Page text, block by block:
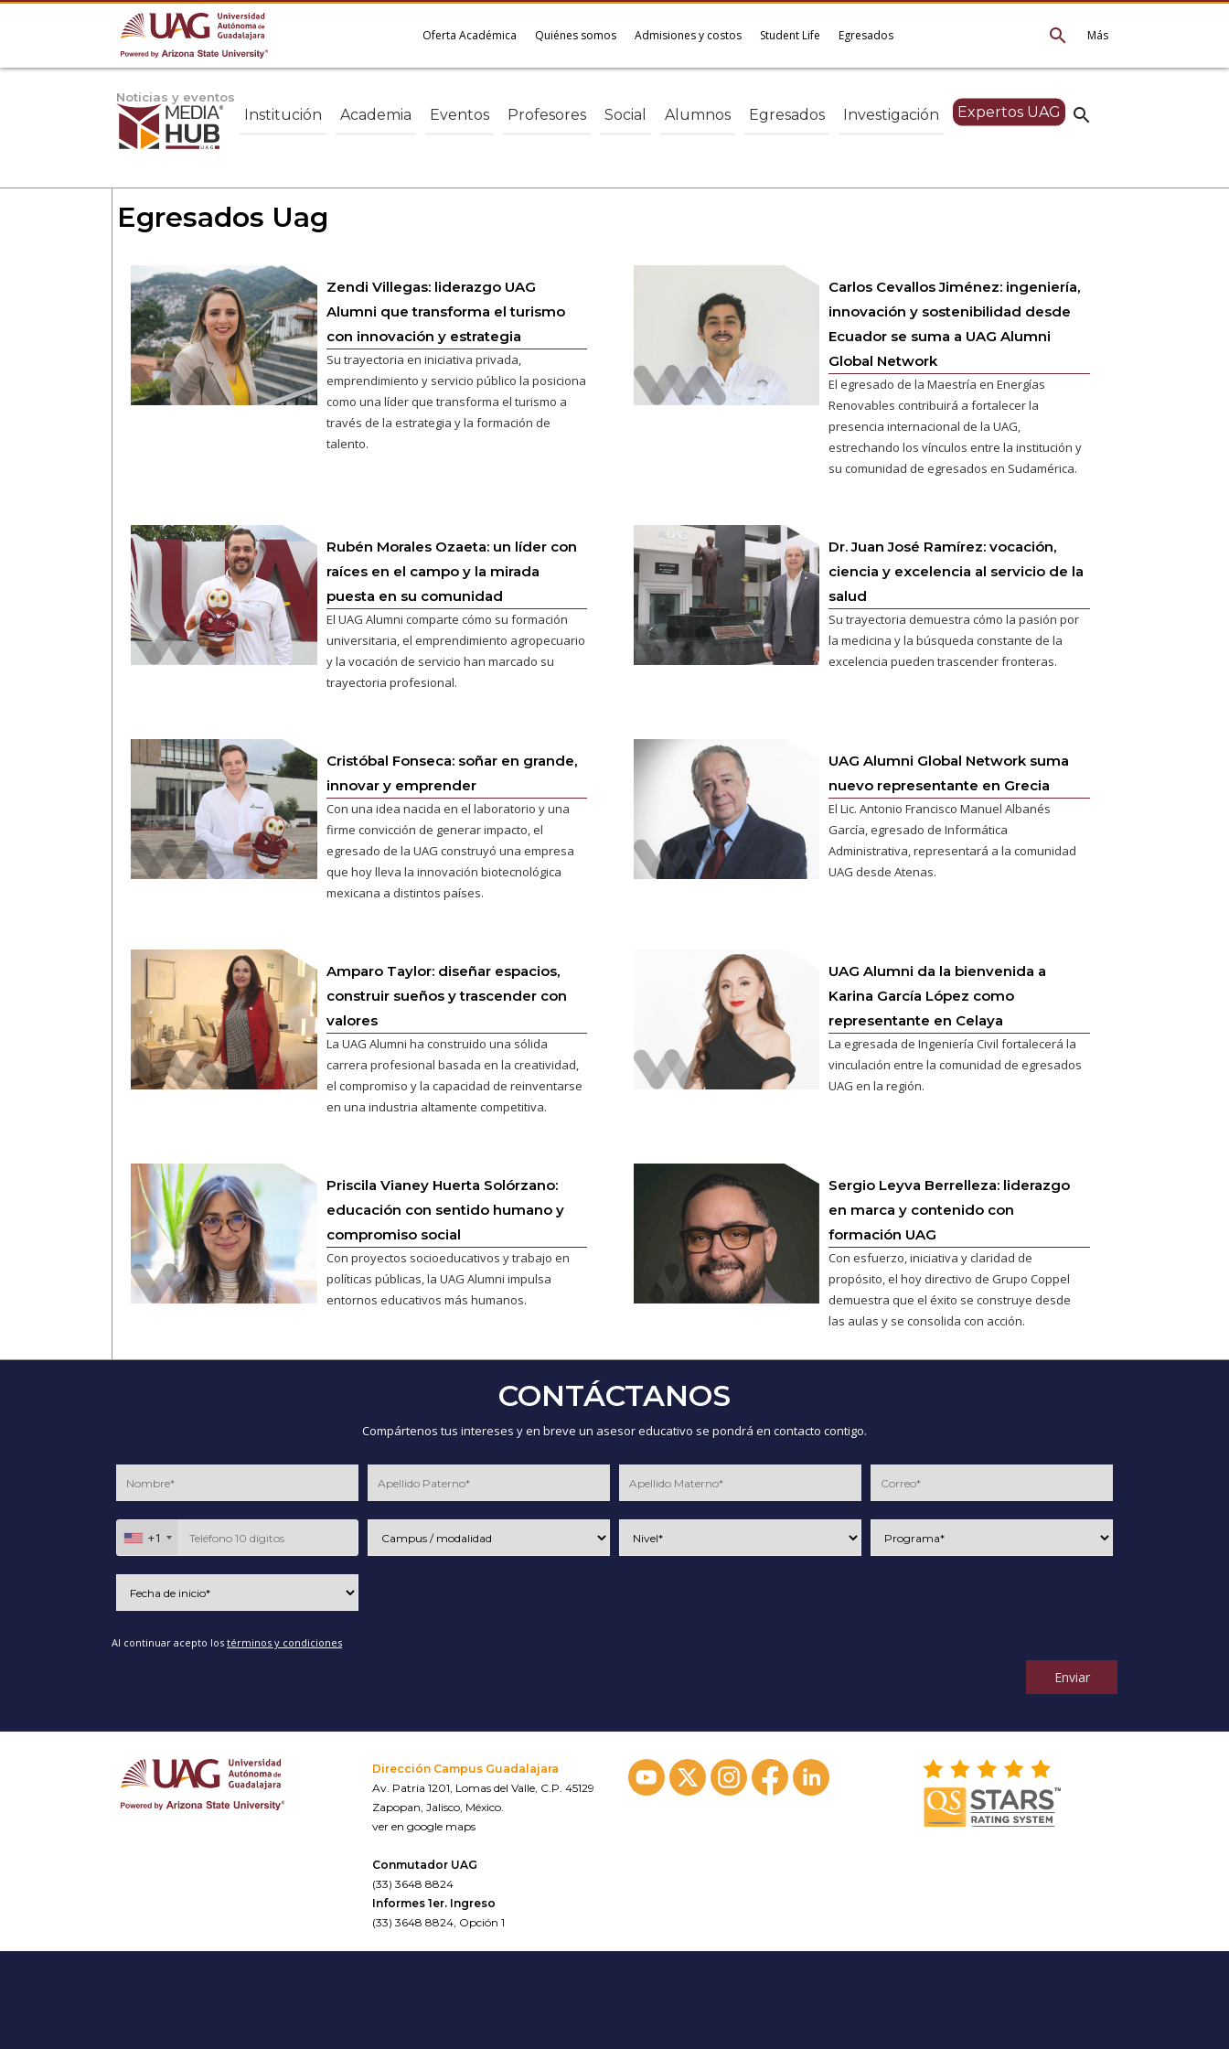
Más
search
Oferta Académica Quiénes somos Admisiones y costos Student Life Egresados
Noticias y eventos
search
Institución Academia Eventos Profesores Social Alumnos Egresados Investigación Expertos UAG
Egresados Uag
Zendi Villegas: liderazgo UAG
Alumni que transforma el turismo
con innovación y estrategia
Su trayectoria en iniciativa privada,
emprendimiento y servicio público la posiciona
como una líder que transforma el turismo a
través de la estrategia y la formación de
talento.
Carlos Cevallos Jiménez: ingeniería,
innovación y sostenibilidad desde
Ecuador se suma a UAG Alumni
Global Network
El egresado de la Maestría en Energías
Renovables contribuirá a fortalecer la
presencia internacional de la UAG,
estrechando los vínculos entre la institución y
su comunidad de egresados en Sudamérica.
Rubén Morales Ozaeta: un líder con
raíces en el campo y la mirada
puesta en su comunidad
El UAG Alumni comparte cómo su formación
universitaria, el emprendimiento agropecuario
y la vocación de servicio han marcado su
trayectoria profesional.
Dr. Juan José Ramírez: vocación,
ciencia y excelencia al servicio de la
salud
Su trayectoria demuestra cómo la pasión por
la medicina y la búsqueda constante de la
excelencia pueden trascender fronteras.
Cristóbal Fonseca: soñar en grande,
innovar y emprender
Con una idea nacida en el laboratorio y una
firme convicción de generar impacto, el
egresado de la UAG construyó una empresa
que hoy lleva la innovación biotecnológica
mexicana a distintos países.
UAG Alumni Global Network suma
nuevo representante en Grecia
El Lic. Antonio Francisco Manuel Albanés
García, egresado de Informática
Administrativa, representará a la comunidad
UAG desde Atenas.
Amparo Taylor: diseñar espacios,
construir sueños y trascender con
valores
La UAG Alumni ha construido una sólida
carrera profesional basada en la creatividad,
el compromiso y la capacidad de reinventarse
en una industria altamente competitiva.
UAG Alumni da la bienvenida a
Karina García López como
representante en Celaya
La egresada de Ingeniería Civil fortalecerá la
vinculación entre la comunidad de egresados
UAG en la región.
Priscila Vianey Huerta Solórzano:
educación con sentido humano y
compromiso social
Con proyectos socioeducativos y trabajo en
políticas públicas, la UAG Alumni impulsa
entornos educativos más humanos.
Sergio Leyva Berrelleza: liderazgo
en marca y contenido con
formación UAG
Con esfuerzo, iniciativa y claridad de
propósito, el hoy directivo de Grupo Coppel
demuestra que el éxito se construye desde
las aulas y se consolida con acción.
CONTÁCTANOS
Compártenos tus intereses y en breve un asesor educativo se pondrá en contacto contigo.
+1
Al continuar acepto los términos y condiciones
Enviar
Dirección Campus Guadalajara
Av. Patria 1201, Lomas del Valle, C.P. 45129
Zapopan, Jalisco, México.
ver en google maps
Conmutador UAG
(33) 3648 8824
Informes 1er. Ingreso
(33) 3648 8824, Opción 1